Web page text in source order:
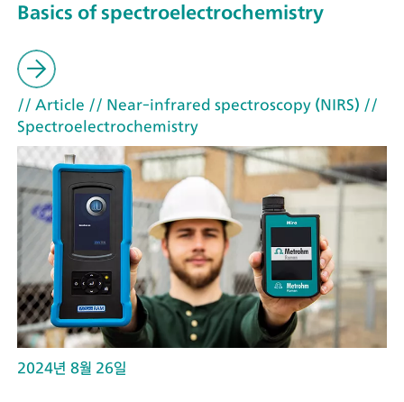
Basics of spectroelectrochemistry
// Article // Near-infrared spectroscopy (NIRS) //
Spectroelectrochemistry
2024년 8월 26일